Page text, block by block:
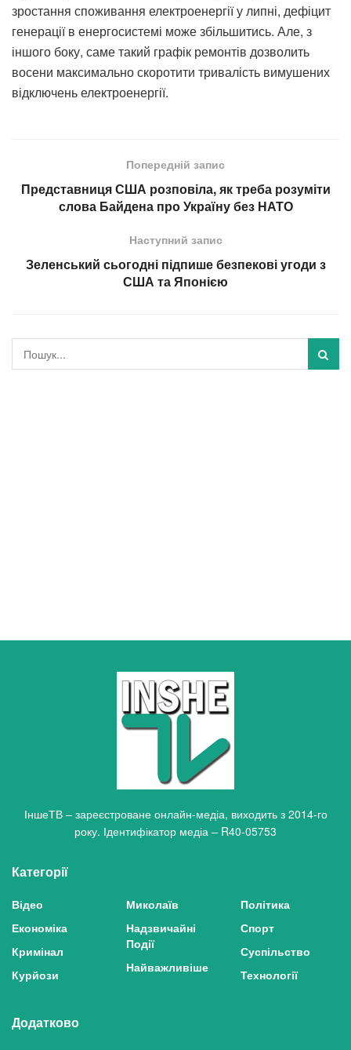
зростання споживання електроенергії у липні, дефіцит
генерації в енергосистемі може збільшитись. Але, з
іншого боку, саме такий графік ремонтів дозволить
восени максимально скоротити тривалість вимушених
відключень електроенергії.
Попередній запис
Представниця США розповіла, як треба розуміти
слова Байдена про Україну без НАТО
Наступний запис
Зеленський сьогодні підпише безпекові угоди з
США та Японією
ІншеТВ – зареєстроване онлайн-медіа, виходить з 2014-го
року. Ідентифікатор медіа – R40-05753
Категорії
Відео
Економіка
Кримінал
Курйози
Миколаїв
Надзвичайні
Події
Найважливіше
Політика
Спорт
Суспільство
Технології
Додатково